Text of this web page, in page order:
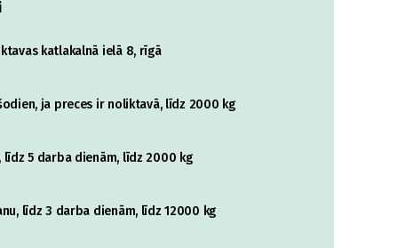
katlakalnā ielā 8, rīgā
ja preces ir noliktavā, līdz 2000 kg
5 darba dienām, līdz 2000 kg
līdz 3 darba dienām, līdz 12000 kg